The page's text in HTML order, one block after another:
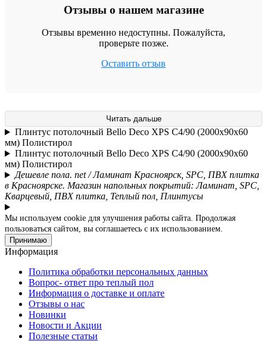
Отзывы о нашем магазине
Отзывы временно недоступны. Пожалуйста,
проверьте позже.
Оставить отзыв
Читать дальше
Плинтус потолочный Bellо Deco XPS С4/90 (2000х90х60
мм) Полистирол
Плинтус потолочный Bellо Deco XPS С4/90 (2000х90х60
мм) Полистирол
Дешевле пола. net / Ламинат Красноярск, SPC, ПВХ плитка
в Красноярске. Магазин напольных покрытий: Ламинат, SPC,
Кварцевый, ПВХ плитка, Теплый пол, Плинтусы
Мы используем cookie для улучшения работы сайта. Продолжая
пользоваться сайтом, вы соглашаетесь с их использованием.
Принимаю
Информация
Политика обработки персональных данных
Вопрос- ответ про теплый пол
Информация о доставке и оплате
Отзывы о нас
Новинки
Новости и Акции
Полезные статьи